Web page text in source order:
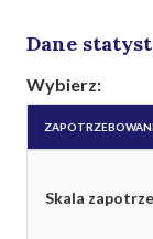
Dane
Wybierz:
Skala